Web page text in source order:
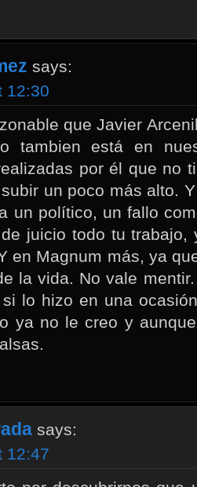
says:
12:30
que Javier
tambien está en
por él que no
un poco más alto.
un político, un fallo
juicio todo tu
en Magnum más, ya
la vida. No vale
lo hizo en una
ya no le creo y
says:
12:47